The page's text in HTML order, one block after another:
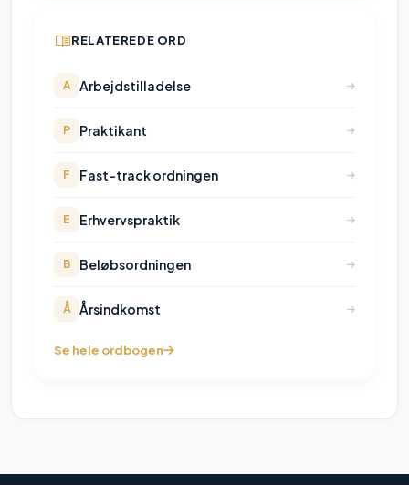
RELATEREDE ORD
A Arbejdstilladelse
P Praktikant
F Fast-track ordningen
E Erhvervspraktik
B Beløbsordningen
Å Årsindkomst
Se hele ordbogen